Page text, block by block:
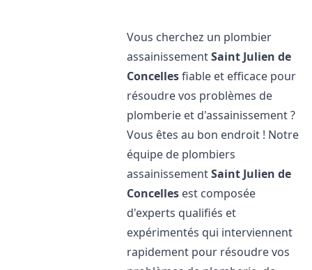
Vous cherchez un plombier
assainissementSaint Julien de
Concellesfiable et efficace pour
résoudre vos problèmes de
plomberie et d'assainissement ?
Vous êtes au bon endroit ! Notre
équipe de plombiers
assainissementSaint Julien de
Concelles est composée
d'experts qualifiés et
expérimentés qui interviennent
rapidement pour résoudre vos